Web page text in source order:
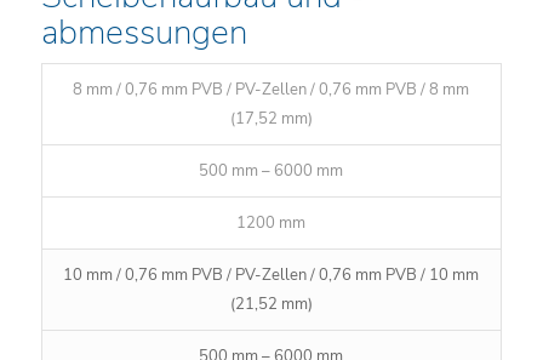
abmessungen
8 mm / 0,76 mm PVB / PV-Zellen / 0,76 mm PVB / 8 mm
(17,52 mm)
500 mm – 6000 mm
1200 mm
10 mm / 0,76 mm PVB / PV-Zellen / 0,76 mm PVB / 10 mm
(21,52 mm)